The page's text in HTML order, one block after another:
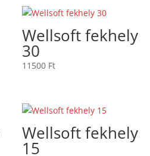
Wellsoft fekhely
30
11500 Ft
Wellsoft fekhely
15